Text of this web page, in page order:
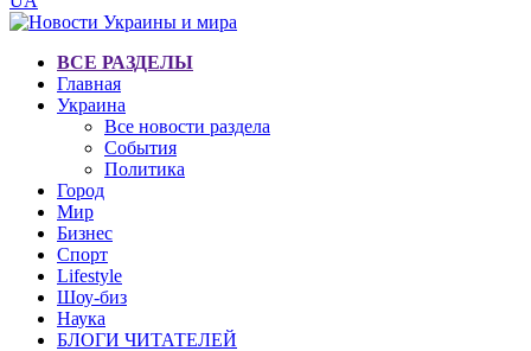
ВСЕ РАЗДЕЛЫ
Главная
Украина
Все новости раздела
События
Политика
Город
Мир
Бизнес
Спорт
Lifestyle
Шоу-биз
Наука
БЛОГИ ЧИТАТЕЛЕЙ